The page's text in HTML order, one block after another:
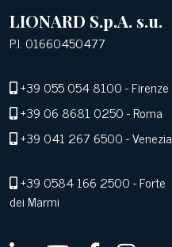
LIONARD S.p.A. s.u.
P.I. 01660450477
+39 055 054 8100- Firenze
+39 06 8681 0250- Roma
+39 041 267 6500- Venezia
+39 0584 166 2500- Forte
dei Marmi